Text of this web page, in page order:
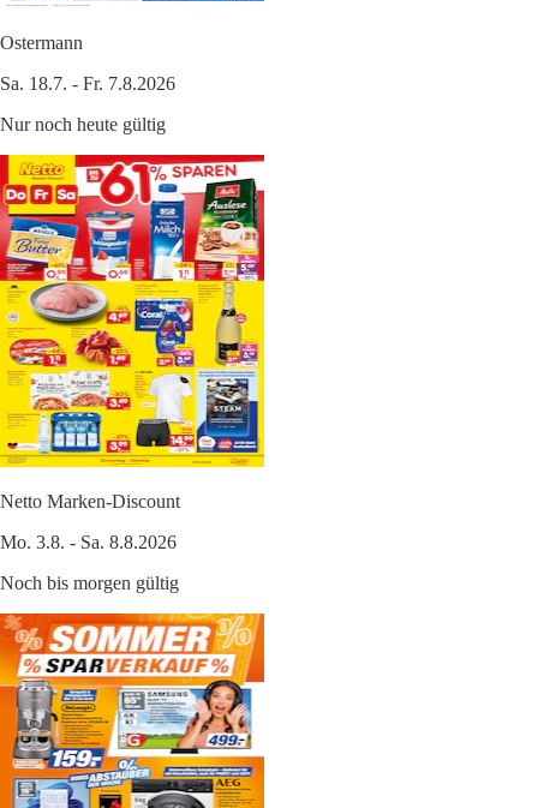
Ostermann
Sa. 18.7. - Fr. 7.8.2026
Nur noch heute gültig
Netto Marken-Discount
Mo. 3.8. - Sa. 8.8.2026
Noch bis morgen gültig